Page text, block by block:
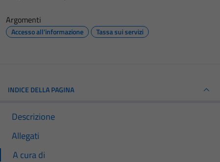
Argomenti
Accesso all'informazione Tassa sui servizi
INDICE DELLA PAGINA
Descrizione
Allegati
A cura di